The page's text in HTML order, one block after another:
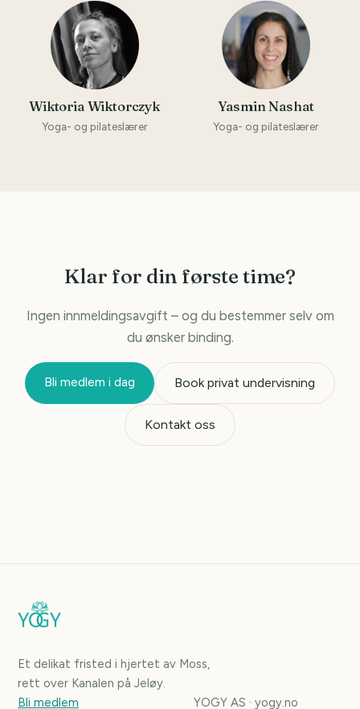
Wiktoria Wiktorczyk
Yoga- og pilateslærer
Yasmin Nashat
Yoga- og pilateslærer
Klar for din første time?
Ingen innmeldingsavgift – og du bestemmer selv om
du ønsker binding.
Bli medlem i dag Book privat undervisning
Kontakt oss
Et delikat fristed i hjertet av Moss,
rett over Kanalen på Jeløy.
Bli medlem
YOGY AS · yogy.no